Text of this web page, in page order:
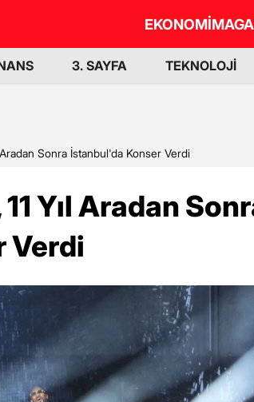
EKONOMİ
3. SAYFA TEKNOLOJİ
Sonra İstanbul'da Konser Verdi
Yıl Aradan
Verdi